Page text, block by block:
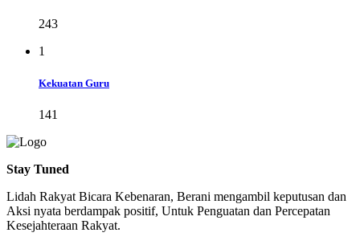
243
1
Kekuatan Guru
141
Stay Tuned
Lidah Rakyat Bicara Kebenaran, Berani mengambil keputusan dan
Aksi nyata berdampak positif, Untuk Penguatan dan Percepatan
Kesejahteraan Rakyat.